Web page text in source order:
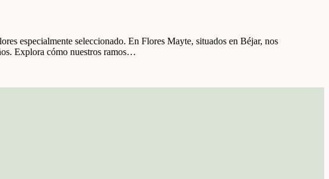
especialmente seleccionado. En Flores Mayte, situados en Béjar, nos
Explora cómo nuestros ramos…